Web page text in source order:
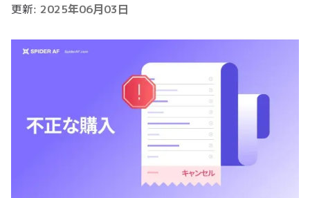
更新: 2025年06月03日